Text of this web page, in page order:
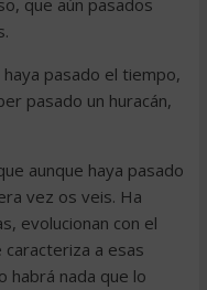
que aún pasados
pasado el tiempo,
pasado un huracán,
aunque haya pasado
vez os veis. Ha
evolucionan con el
a esas
habrá nada que lo